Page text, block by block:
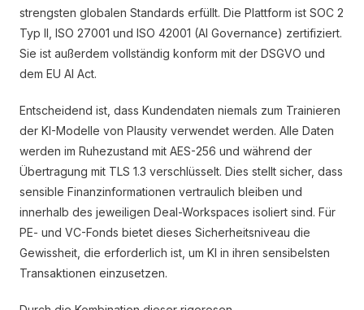
strengsten globalen Standards erfüllt. Die Plattform ist SOC 2
Typ II, ISO 27001 und ISO 42001 (AI Governance) zertifiziert.
Sie ist außerdem vollständig konform mit der DSGVO und
dem EU AI Act.
Entscheidend ist, dass Kundendaten niemals zum Trainieren
der KI-Modelle von Plausity verwendet werden. Alle Daten
werden im Ruhezustand mit AES-256 und während der
Übertragung mit TLS 1.3 verschlüsselt. Dies stellt sicher, dass
sensible Finanzinformationen vertraulich bleiben und
innerhalb des jeweiligen Deal-Workspaces isoliert sind. Für
PE- und VC-Fonds bietet dieses Sicherheitsniveau die
Gewissheit, die erforderlich ist, um KI in ihren sensibelsten
Transaktionen einzusetzen.